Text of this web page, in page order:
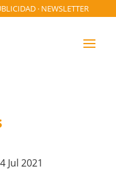
· NEWSLETTER
Jul 2021